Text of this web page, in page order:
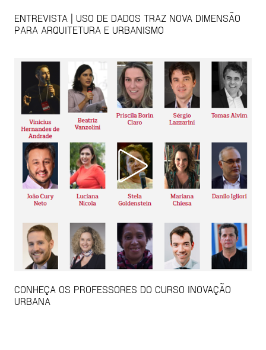
ENTREVISTA | USO DE DADOS TRAZ NOVA DIMENSÃO
PARA ARQUITETURA E URBANISMO
CONHEÇA OS PROFESSORES DO CURSO INOVAÇÃO
URBANA